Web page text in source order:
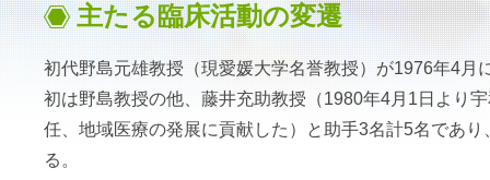
主たる臨床活動の変遷
初代野島元雄教授（現愛媛大学名誉教授）が1976年4月
初は野島教授の他、藤井充助教授（1980年4月1日より
任、地域医療の発展に貢献した）と助手3名計5名であ
る。